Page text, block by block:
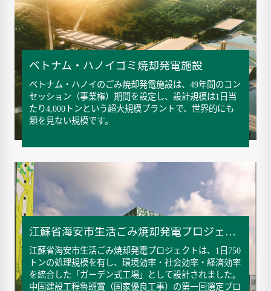
ベトナム・ハノイゴミ焼却発電施設
ベトナム・ハノイのごみ焼却発電施設は、49年間のコン
セッション（事業権）期間を設定し、設計規模は1日当
たり4,000トンという超大規模プラントで、世界的にも
類を見ない規模です。
江蘇省海安市生活ごみ焼却発電プロジェクト
江蘇省海安市生活ごみ焼却発電プロジェクトは、1日750
トンの処理規模を有し、環境効率・社会効率・経済効率
を統合した「ガーデン式工場」として設計されました。
中国建設工程魯班賞（国家優良工事）の第一回選定プロ